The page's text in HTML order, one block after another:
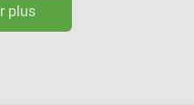
plus